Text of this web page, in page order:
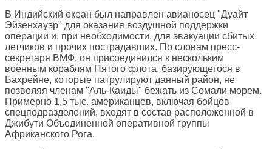
В Индийский океан был направлен авианосец "Дуайт
Эйзенхауэр" для оказания воздушной поддержки
операции и, при необходимости, для эвакуации сбитых
летчиков и прочих пострадавших. По словам пресс-
секретаря ВМФ, он присоединился к нескольким
военным кораблям Пятого флота, базирующегося в
Бахрейне, которые патрулируют данный район, не
позволяя членам "Аль-Каиды" бежать из Сомали морем.
Примерно 1,5 тыс. американцев, включая бойцов
спецподразделений, входят в состав расположенной в
Джибути Объединенной оперативной группы
Африканского Рога.